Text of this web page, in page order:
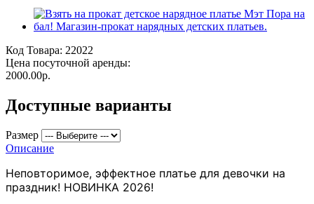
Код Товара: 22022
Цена посуточной аренды:
2000.00р.
Доступные варианты
Размер
Описание
Неповторимое, эффектное платье для девочки на
праздник! НОВИНКА 2026!